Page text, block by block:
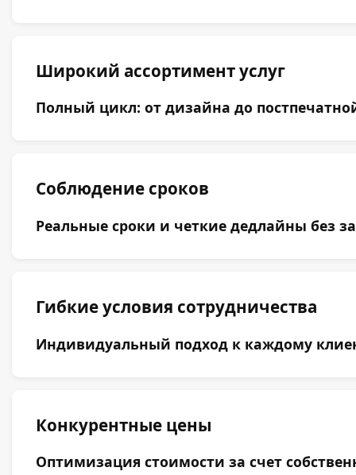
Широкий ассортимент услуг
Полный цикл: от дизайна до
Соблюдение сроков
Реальные сроки и четкие дедлайны без
Гибкие условия сотрудничества
Индивидуальный подход к каждому
Конкурентные цены
Оптимизация стоимости за счет